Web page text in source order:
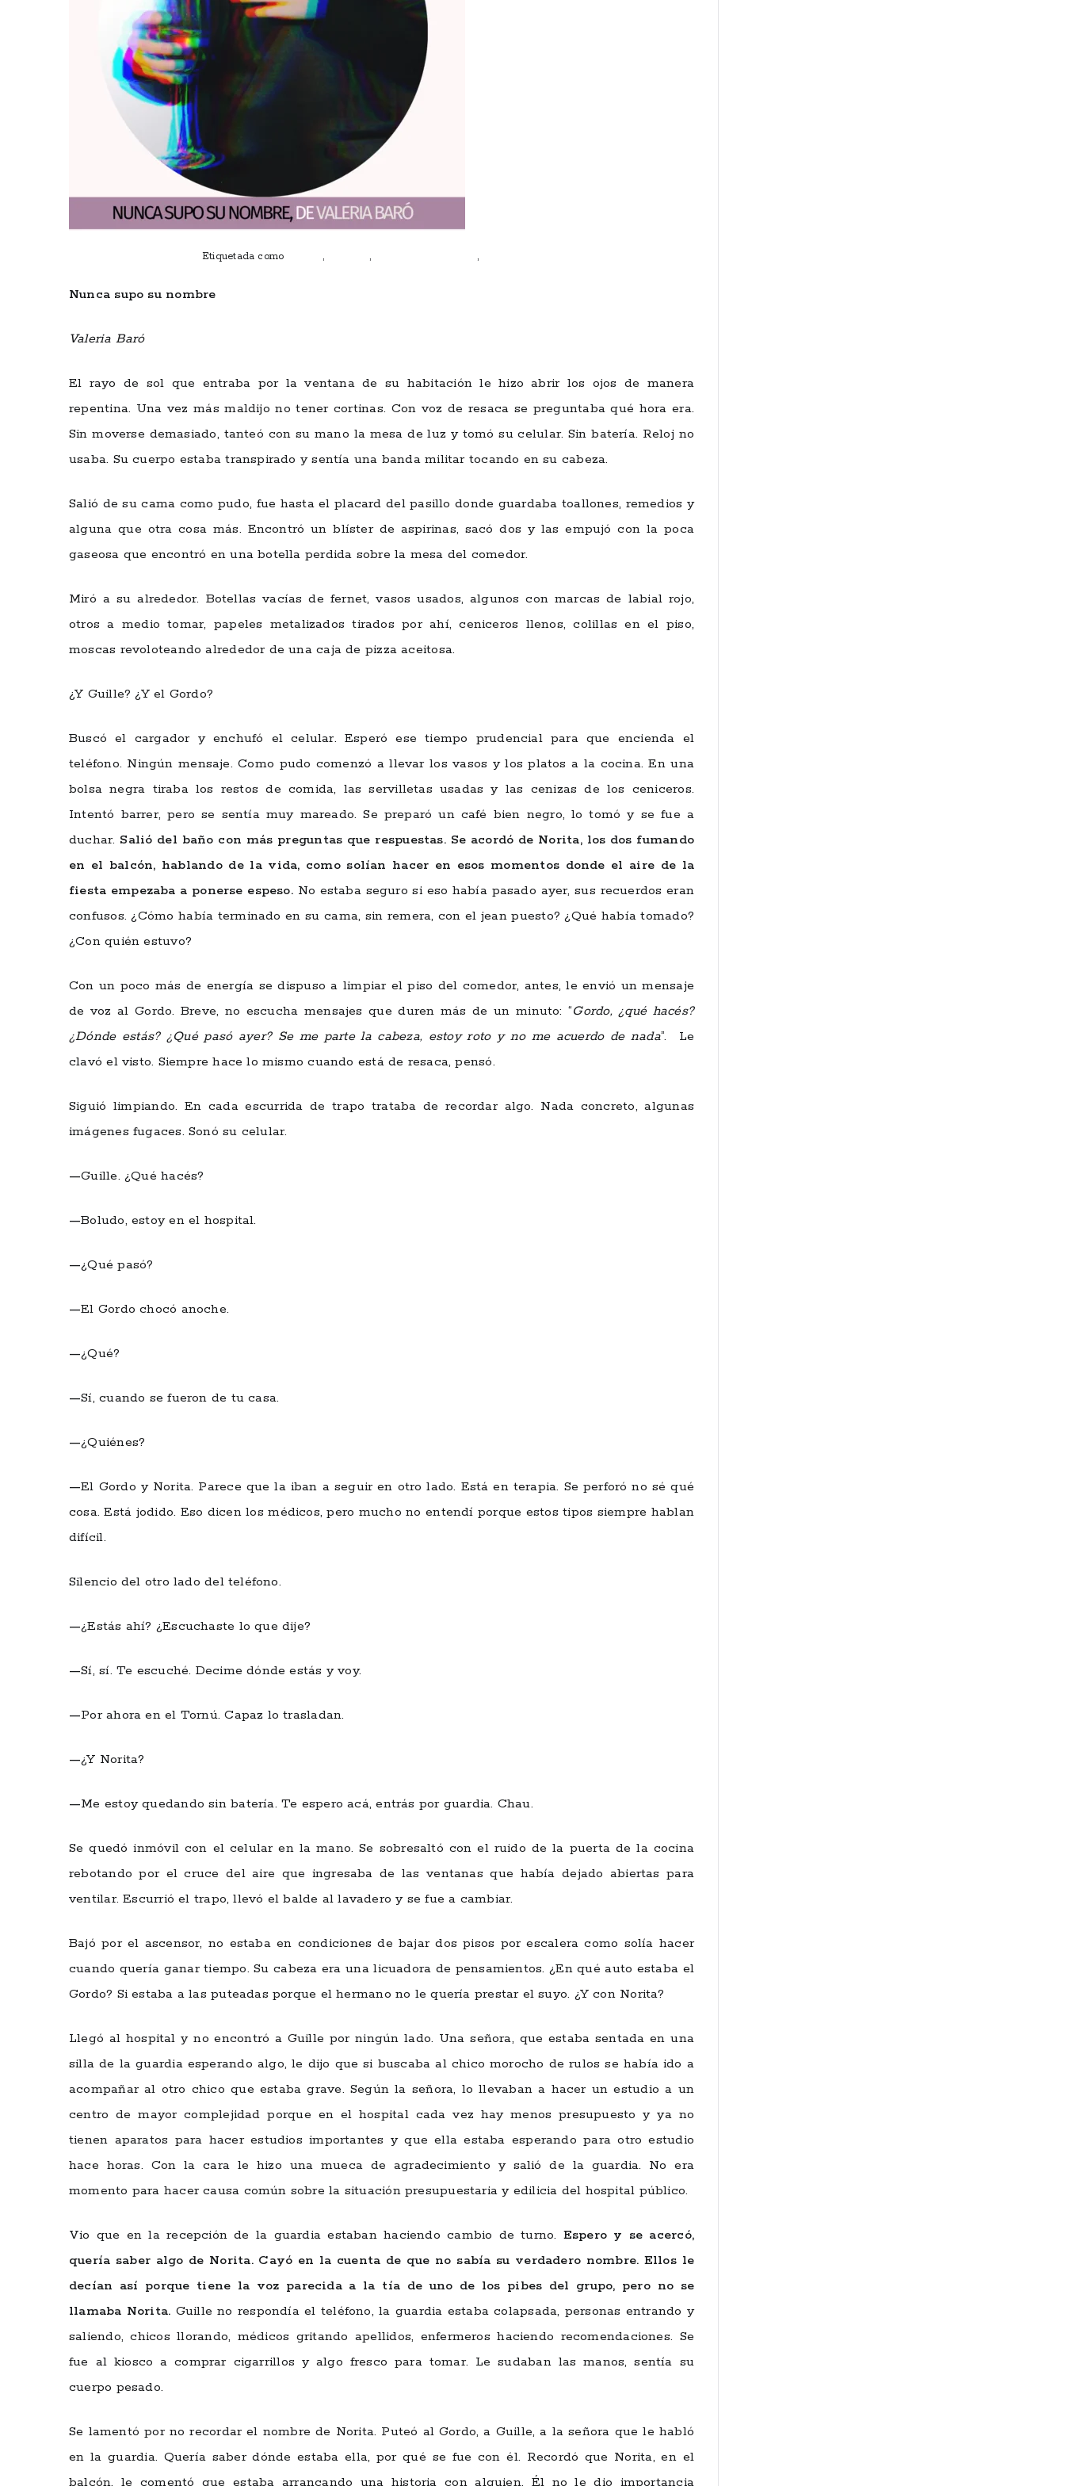
Etiquetada como , , ,
Nunca supo su nombre
Valeria Baró
El rayo de sol que entraba por la ventana de su habitación le hizo abrir los ojos de manera
repentina. Una vez más maldijo no tener cortinas. Con voz de resaca se preguntaba qué hora era.
Sin moverse demasiado, tanteó con su mano la mesa de luz y tomó su celular. Sin batería. Reloj no
usaba. Su cuerpo estaba transpirado y sentía una banda militar tocando en su cabeza.
Salió de su cama como pudo, fue hasta el placard del pasillo donde guardaba toallones, remedios y
alguna que otra cosa más. Encontró un blíster de aspirinas, sacó dos y las empujó con la poca
gaseosa que encontró en una botella perdida sobre la mesa del comedor.
Miró a su alrededor. Botellas vacías de fernet, vasos usados, algunos con marcas de labial rojo,
otros a medio tomar, papeles metalizados tirados por ahí, ceniceros llenos, colillas en el piso,
moscas revoloteando alrededor de una caja de pizza aceitosa.
¿Y Guille? ¿Y el Gordo?
Buscó el cargador y enchufó el celular. Esperó ese tiempo prudencial para que encienda el
teléfono. Ningún mensaje. Como pudo comenzó a llevar los vasos y los platos a la cocina. En una
bolsa negra tiraba los restos de comida, las servilletas usadas y las cenizas de los ceniceros.
Intentó barrer, pero se sentía muy mareado. Se preparó un café bien negro, lo tomó y se fue a
duchar. Salió del baño con más preguntas que respuestas. Se acordó de Norita, los dos fumando
en el balcón, hablando de la vida, como solían hacer en esos momentos donde el aire de la
fiesta empezaba a ponerse espeso.No estaba seguro si eso había pasado ayer, sus recuerdos eran
confusos. ¿Cómo había terminado en su cama, sin remera, con el jean puesto? ¿Qué había tomado?
¿Con quién estuvo?
Con un poco más de energía se dispuso a limpiar el piso del comedor, antes, le envió un mensaje
de voz al Gordo. Breve, no escucha mensajes que duren más de un minuto: “Gordo, ¿qué hacés?
¿Dónde estás? ¿Qué pasó ayer? Se me parte la cabeza, estoy roto y no me acuerdo de nada”. Le
clavó el visto. Siempre hace lo mismo cuando está de resaca, pensó.
Siguió limpiando. En cada escurrida de trapo trataba de recordar algo. Nada concreto, algunas
imágenes fugaces. Sonó su celular.
—Guille. ¿Qué hacés?
—Boludo, estoy en el hospital.
—¿Qué pasó?
—El Gordo chocó anoche.
—¿Qué?
—Sí, cuando se fueron de tu casa.
—¿Quiénes?
—El Gordo y Norita. Parece que la iban a seguir en otro lado. Está en terapia. Se perforó no sé qué
cosa. Está jodido. Eso dicen los médicos, pero mucho no entendí porque estos tipos siempre hablan
difícil.
Silencio del otro lado del teléfono.
—¿Estás ahí? ¿Escuchaste lo que dije?
—Sí, sí. Te escuché. Decime dónde estás y voy.
—Por ahora en el Tornú. Capaz lo trasladan.
—¿Y Norita?
—Me estoy quedando sin batería. Te espero acá, entrás por guardia. Chau.
Se quedó inmóvil con el celular en la mano. Se sobresaltó con el ruido de la puerta de la cocina
rebotando por el cruce del aire que ingresaba de las ventanas que había dejado abiertas para
ventilar. Escurrió el trapo, llevó el balde al lavadero y se fue a cambiar.
Bajó por el ascensor, no estaba en condiciones de bajar dos pisos por escalera como solía hacer
cuando quería ganar tiempo. Su cabeza era una licuadora de pensamientos. ¿En qué auto estaba el
Gordo? Si estaba a las puteadas porque el hermano no le quería prestar el suyo. ¿Y con Norita?
Llegó al hospital y no encontró a Guille por ningún lado. Una señora, que estaba sentada en una
silla de la guardia esperando algo, le dijo que si buscaba al chico morocho de rulos se había ido a
acompañar al otro chico que estaba grave. Según la señora, lo llevaban a hacer un estudio a un
centro de mayor complejidad porque en el hospital cada vez hay menos presupuesto y ya no
tienen aparatos para hacer estudios importantes y que ella estaba esperando para otro estudio
hace horas. Con la cara le hizo una mueca de agradecimiento y salió de la guardia. No era
momento para hacer causa común sobre la situación presupuestaria y edilicia del hospital público.
Vio que en la recepción de la guardia estaban haciendo cambio de turno. Espero y se acercó,
quería saber algo de Norita. Cayó en la cuenta de que no sabía su verdadero nombre. Ellos le
decían así porque tiene la voz parecida a la tía de uno de los pibes del grupo, pero no se
llamaba Norita. Guille no respondía el teléfono, la guardia estaba colapsada, personas entrando y
saliendo, chicos llorando, médicos gritando apellidos, enfermeros haciendo recomendaciones. Se
fue al kiosco a comprar cigarrillos y algo fresco para tomar. Le sudaban las manos, sentía su
cuerpo pesado.
Se lamentó por no recordar el nombre de Norita. Puteó al Gordo, a Guille, a la señora que le habló
en la guardia. Quería saber dónde estaba ella, por qué se fue con él. Recordó que Norita, en el
balcón, le comentó que estaba arrancando una historia con alguien. Él no le dio importancia